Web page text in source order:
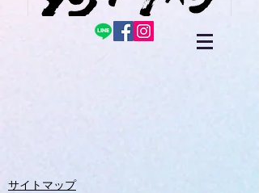
サイトマップ